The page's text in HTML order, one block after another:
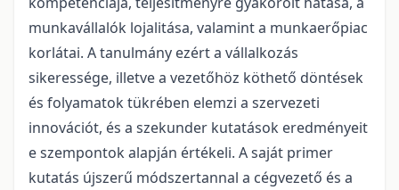
munkavállalók lojalitása, valamint a munkaerőpiac
korlátai. A tanulmány ezért a vállalkozás
sikeressége, illetve a vezetőhöz köthető döntések
és folyamatok tükrében elemzi a szervezeti
innovációt, és a szekunder kutatások eredményeit
e szempontok alapján értékeli. A saját primer
kutatás újszerű módszertannal a cégvezető és a